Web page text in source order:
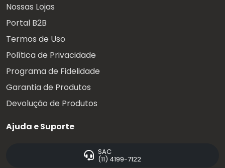
Nossas Lojas
Portal B2B
Termos de Uso
Política de Privacidade
Programa de Fidelidade
Garantia de Produtos
Devolução de Produtos
Ajuda e Suporte
SAC
(11) 4199-7122